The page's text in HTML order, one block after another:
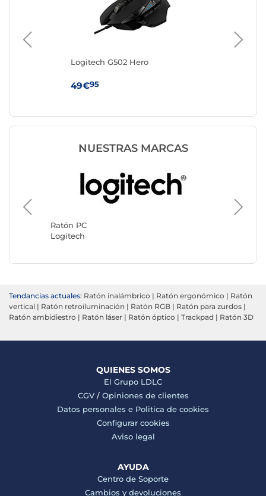
Logitech G502 Hero
49€95
NUESTRAS MARCAS
Ratón PC
Logitech
Ratón
Razer
Tendancias actuales: Ratón inalámbrico | Ratón ergonómico | Ratón
vertical | Ratón retroiluminación | Ratón RGB | Ratón para zurdos |
Ratón ambidiestro | Ratón láser | Ratón óptico | Trackpad | Ratón 3D
QUIENES SOMOS
El Grupo LDLC
CGV/ Opiniones de clientes
Datos personales e Politica de cookies
Configurar cookies
Aviso legal
AYUDA
Centro de Soporte
Cambios y devoluciones